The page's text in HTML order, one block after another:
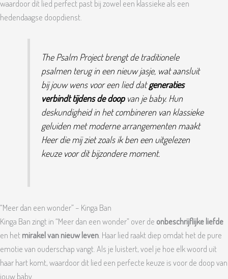
waardoor dit lied perfect past bij zowel een klassieke als een
hedendaagse doopdienst.
The Psalm Project brengt de traditionele
psalmen terug in een nieuw jasje, wat aansluit
bij jouw wens voor een lied datgeneraties
verbindt tijdens de doopvan je baby. Hun
deskundigheid in het combineren van klassieke
geluiden met moderne arrangementen maakt
Heer die mij ziet zoals ik ben een uitgelezen
keuze voor dit bijzondere moment.
“Meer dan een wonder” – Kinga Ban
Kinga Ban zingt in “Meer dan een wonder” over de onbeschrijflijke liefde
en hetmirakel van nieuw leven . Haar lied raakt diep omdat het de pure
emotie van ouderschap vangt. Als je luistert, voel je hoe elk woord uit
haar hart komt, waardoor dit lied een perfecte keuze is voor de doop van
jouw baby.